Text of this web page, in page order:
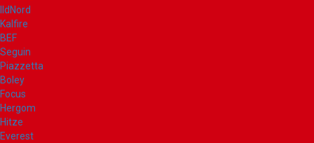
IldNord
Kalfire
BEF
Seguin
Piazzetta
Boley
Focus
Hergom
Hitze
Everest